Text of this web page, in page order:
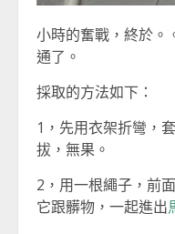
小時的奮戰，終於。
通了。
採取的方法如下：
1，先用衣架折彎，
拔，無果。
2，用一根繩子，前
它跟髒物，一起進出